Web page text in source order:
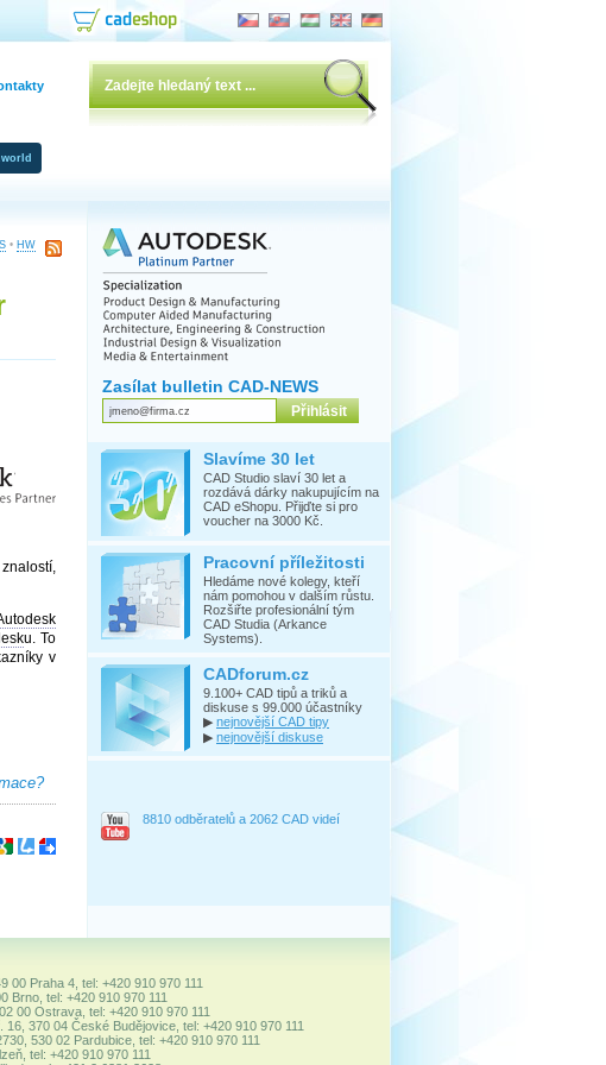
• HW
u. To
v
Zasílat bulletin CAD-NEWS
Slavíme 30 let
CAD Studio slaví 30 let a
rozdává dárky nakupujícím na
CAD eShopu. Přijďte si pro
voucher na 3000 Kč.
Pracovní příležitosti
Hledáme nové kolegy, kteří
nám pomohou v dalším růstu.
Rozšiřte profesionální tým
CAD Studia (Arkance
Systems).
CADforum.cz
9.100+ CAD tipů a triků a
diskuse s 99.000 účastníky
▶ nejnovější CAD tipy
▶ nejnovější diskuse
8810 odběratelů a 2062 CAD videí
00 Praha 4, tel: +420 910 970 111
Brno, tel: +420 910 970 111
00 Ostrava, tel: +420 910 970 111
370 04 České Budějovice, tel: +420 910 970 111
530 02 Pardubice, tel: +420 910 970 111
tel: +420 910 970 111